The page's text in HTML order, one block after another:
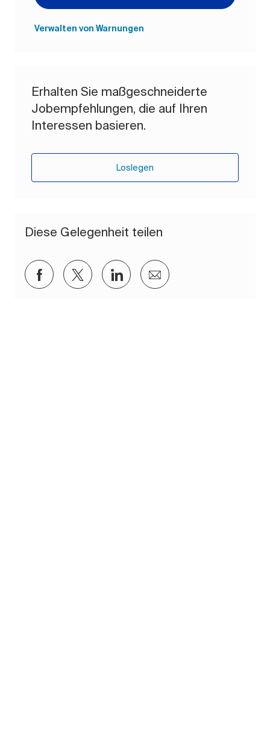
Verwalten von Warnungen
Erhalten Sie maßgeschneiderte
Jobempfehlungen, die auf Ihren
Interessen basieren.
Loslegen
Diese Gelegenheit teilen
Über Facebook teilen
Über Twitter teilen
Über LinkedIn teilen
Per E-Mail teilen